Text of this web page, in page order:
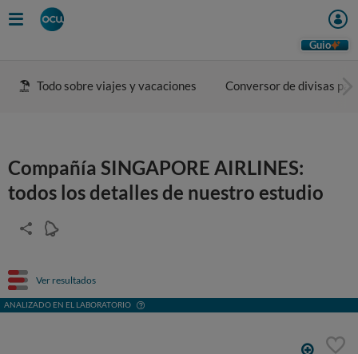
Guio
Todo sobre viajes y vacaciones Conversor de divisas
Compañía SINGAPORE AIRLINES:
todos los detalles de nuestro estudio
Ver resultados
ANALIZADO EN EL LABORATORIO